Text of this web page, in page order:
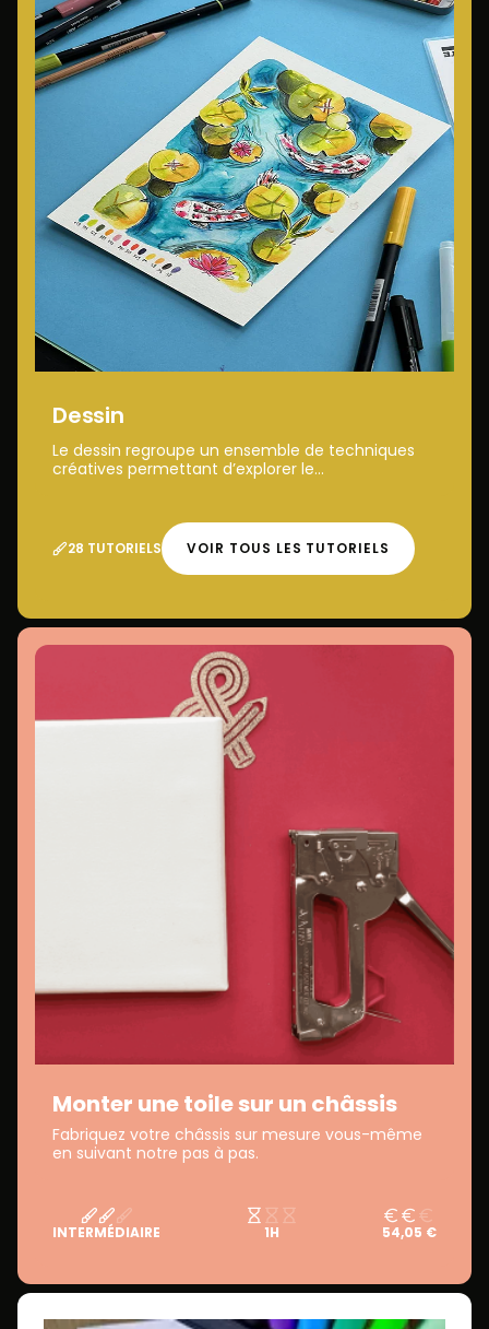
Dessin
Le dessin regroupe un ensemble de techniques
créatives permettant d’explorer le...
28 TUTORIELS VOIR TOUS LES TUTORIELS
Monter une toile sur un châssis
Fabriquez votre châssis sur mesure vous-même
en suivant notre pas à pas.
INTERMÉDIAIRE 1H 54,05 €